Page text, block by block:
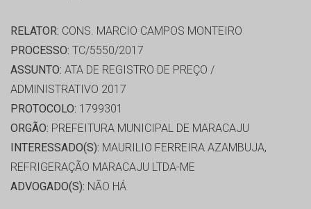
RELATOR: CONS. MARCIO CAMPOS MONTEIRO
PROCESSO: TC/5550/2017
ASSUNTO: ATA DE REGISTRO DE PREÇO /
ADMINISTRATIVO 2017
PROTOCOLO: 1799301
ORGÃO: PREFEITURA MUNICIPAL DE MARACAJU
INTERESSADO(S): MAURILIO FERREIRA AZAMBUJA,
REFRIGERAÇÃO MARACAJU LTDA-ME
ADVOGADO(S): NÃO HÁ